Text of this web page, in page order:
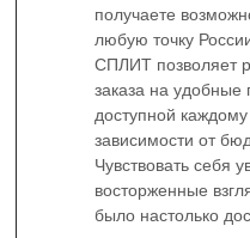
получаете
любую точку
СПЛИТ позволяет
заказа на удобные
доступной
зависимости от
Чувствовать себя
восторженные
было настолько